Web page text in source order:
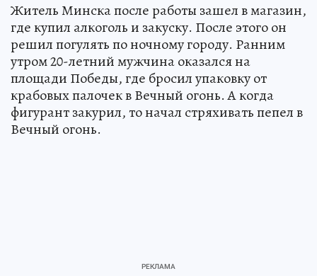
Житель Минска после работы зашел в магазин,
где купил алкоголь и закуску. После этого он
решил погулять по ночному городу. Ранним
утром 20-летний мужчина оказался на
площади Победы, где бросил упаковку от
крабовых палочек в Вечный огонь. А когда
фигурант закурил, то начал стряхивать пепел в
Вечный огонь.